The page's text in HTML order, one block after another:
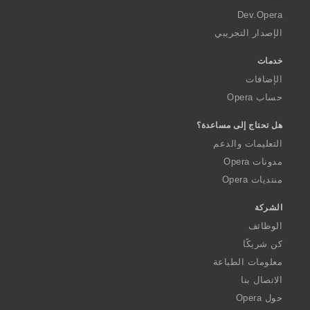
a
Dev.Opera
الإصدار التجريبي
خدمات
الإضافات
حساب Opera
هل تحتاج إلى مساعدة؟
التعليمات والدعم
مدونات Opera
منتديات Opera
الشركة
الوظائف
كن شريكًا
معلومات الطباعة
الاتصال بنا
حول Opera